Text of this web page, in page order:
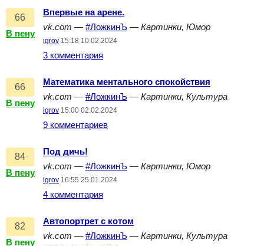
66
В пену
Впервые на арене.
vk.com — #ЛожкинЪ — Картинки, Юмор
igrov 15:18 10.02.2024
3 комментария
66
В пену
Математика ментального спокойствия
vk.com — #ЛожкинЪ — Картинки, Культура
igrov 15:00 02.02.2024
9 комментариев
84
В пену
Под дичь!
vk.com — #ЛожкинЪ — Картинки, Юмор
igrov 16:55 25.01.2024
4 комментария
82
В пену
Автопортрет с котом
vk.com — #ЛожкинЪ — Картинки, Культура